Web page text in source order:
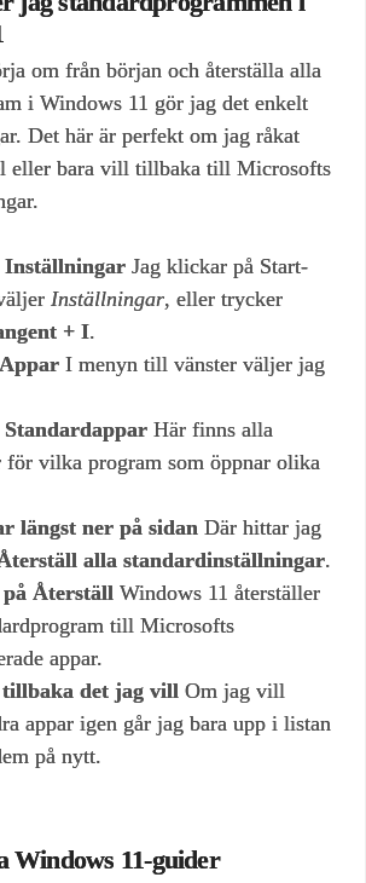
om från början och återställa alla
i Windows 11 gör jag det enkelt
Det här är perfekt om jag råkat
eller bara vill tillbaka till Microsofts
Inställningar Jag klickar på Start-
Inställningar, eller trycker
+ I.
I menyn till vänster väljer jag
Här finns alla
för vilka program som öppnar olika
längst ner på sidan Där hittar jag
alla standardinställningar.
Återställ Windows 11 återställer
till Microsofts
appar.
det jag vill Om jag vill
appar igen går jag bara upp i listan
på nytt.
Windows 11‑guider